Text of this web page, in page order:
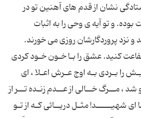
نشان از قدم های آهنین تو در
بوده. و تو آیه ی وحی را به اثبات
و نزد پروردگارشان روزی می خورند.
کنید. عشق را بـا خـون خـود کردی
را بـردی بـه اوج عـرش اعـلا ، ای
، مــرگ خــالی از عــدم زنـده تــر از
ای شهیـــــد! مثـل دریــائی کـه از تـو